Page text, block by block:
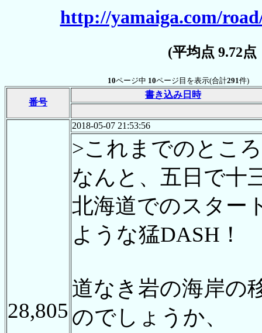
http://yamaiga.com/
(平均点 9.72
10ページ中 10ページ目を表示(合計291件)
番号
書き込み日時
28,805
2018-05-07 21:53:56
>これまでのとこ
なんと、五日で十
北海道でのスター
ような猛DASH！
道なき岩の海岸の
のでしょうか、